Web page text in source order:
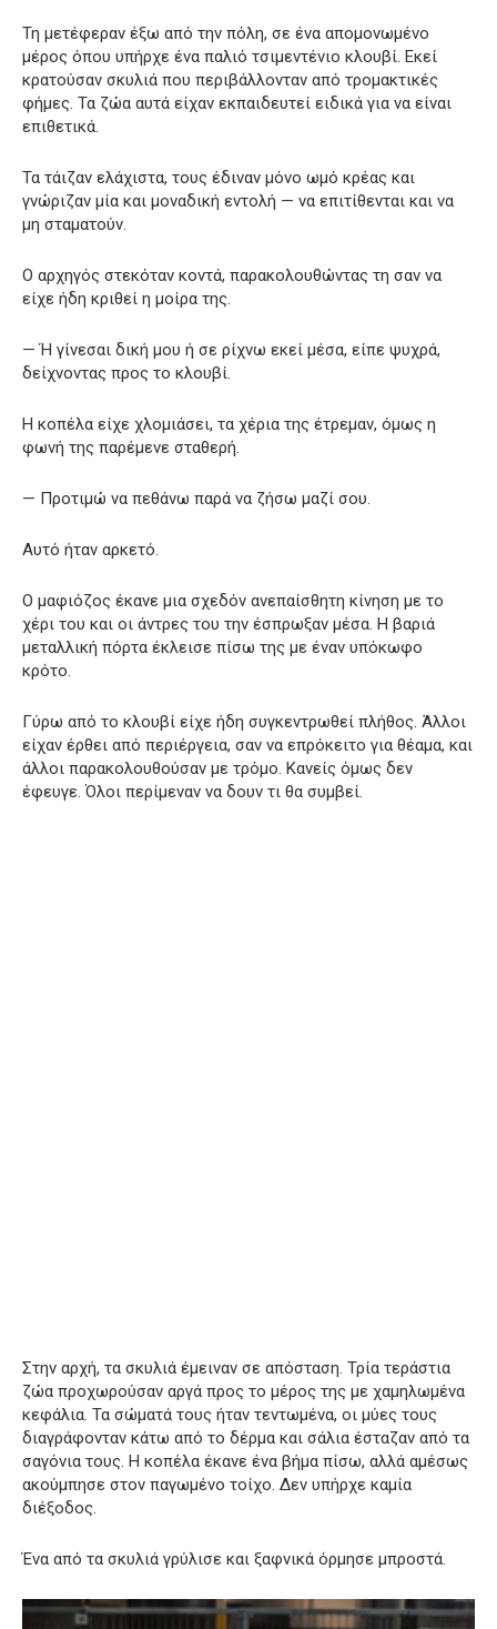
Τη μετέφεραν έξω από την πόλη, σε ένα απομονωμένο
μέρος όπου υπήρχε ένα παλιό τσιμεντένιο κλουβί. Εκεί
κρατούσαν σκυλιά που περιβάλλονταν από τρομακτικές
φήμες. Τα ζώα αυτά είχαν εκπαιδευτεί ειδικά για να είναι
επιθετικά.
Τα τάιζαν ελάχιστα, τους έδιναν μόνο ωμό κρέας και
γνώριζαν μία και μοναδική εντολή — να επιτίθενται και να
μη σταματούν.
Ο αρχηγός στεκόταν κοντά, παρακολουθώντας τη σαν να
είχε ήδη κριθεί η μοίρα της.
— Ή γίνεσαι δική μου ή σε ρίχνω εκεί μέσα, είπε ψυχρά,
δείχνοντας προς το κλουβί.
Η κοπέλα είχε χλομιάσει, τα χέρια της έτρεμαν, όμως η
φωνή της παρέμενε σταθερή.
— Προτιμώ να πεθάνω παρά να ζήσω μαζί σου.
Αυτό ήταν αρκετό.
Ο μαφιόζος έκανε μια σχεδόν ανεπαίσθητη κίνηση με το
χέρι του και οι άντρες του την έσπρωξαν μέσα. Η βαριά
μεταλλική πόρτα έκλεισε πίσω της με έναν υπόκωφο
κρότο.
Γύρω από το κλουβί είχε ήδη συγκεντρωθεί πλήθος. Άλλοι
είχαν έρθει από περιέργεια, σαν να επρόκειτο για θέαμα, και
άλλοι παρακολουθούσαν με τρόμο. Κανείς όμως δεν
έφευγε. Όλοι περίμεναν να δουν τι θα συμβεί.
Στην αρχή, τα σκυλιά έμειναν σε απόσταση. Τρία τεράστια
ζώα προχωρούσαν αργά προς το μέρος της με χαμηλωμένα
κεφάλια. Τα σώματά τους ήταν τεντωμένα, οι μύες τους
διαγράφονταν κάτω από το δέρμα και σάλια έσταζαν από τα
σαγόνια τους. Η κοπέλα έκανε ένα βήμα πίσω, αλλά αμέσως
ακούμπησε στον παγωμένο τοίχο. Δεν υπήρχε καμία
διέξοδος.
Ένα από τα σκυλιά γρύλισε και ξαφνικά όρμησε μπροστά.